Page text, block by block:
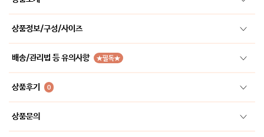
상품정보/구성/사이즈
배송/관리법 등 유의사항 ★필독★
상품후기 0
상품문의